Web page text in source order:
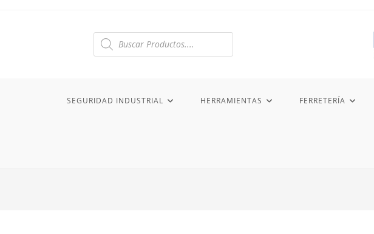
Búsqueda
SEGURIDAD INDUSTRIAL HERRAMIENTAS FERRETERÍA